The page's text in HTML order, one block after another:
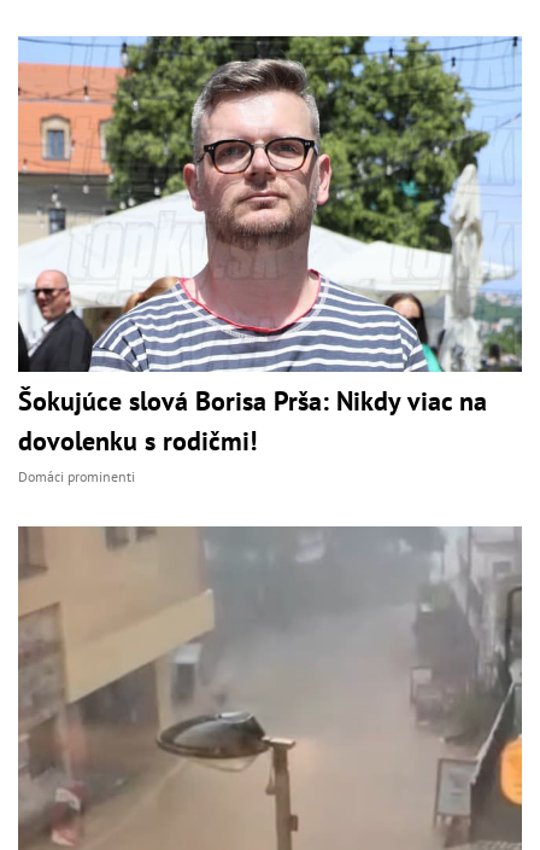
Šokujúce slová Borisa Prša: Nikdy viac na
dovolenku s rodičmi!
Domáci prominenti